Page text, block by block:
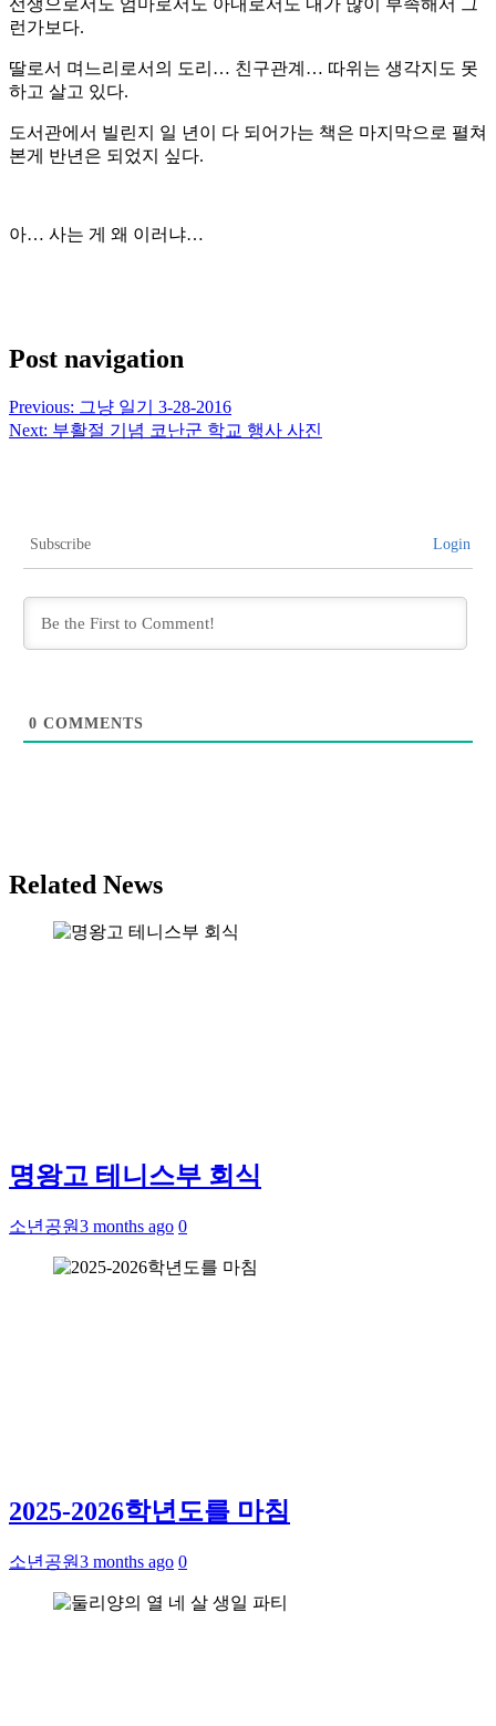
런가보다.
딸로서 며느리로서의 도리… 친구관계… 따위는 생각지도 못
하고 살고 있다.
도서관에서 빌린지 일 년이 다 되어가는 책은 마지막으로 펼쳐
본게 반년은 되었지 싶다.
아… 사는 게 왜 이러냐…
Post navigation
Previous: 그냥 일기 3-28-2016
Next: 부활절 기념 코난군 학교 행사 사진
Subscribe Login
0 COMMENTS
Related News
명왕고 테니스부 회식
소년공원3 months ago 0
2025-2026학년도를 마침
소년공원3 months ago 0